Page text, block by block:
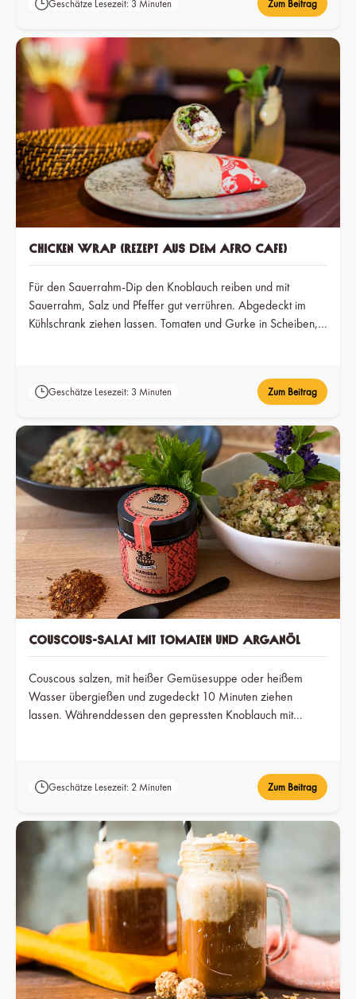
Wasser mixen. Eine Zwiebel in Scheiben schneiden und im Öl
etwas Wasser 6 bis 7 Minuten köcheln lassen bis sich das Öl
von der Oberfläche abzusetzen beginnt und die Paste sich in
ein dunkles Orange-Rot verfärbt.
Geschätze Lesezeit: 3 Minuten Zum Beitrag
Chicken Wrap (Rezept aus dem Afro Cafe)
Für den Sauerrahm-Dip den Knoblauch reiben und mit
Sauerrahm, Salz und Pfeffer gut verrühren. Abgedeckt im
Kühlschrank ziehen lassen. Tomaten und Gurke in Scheiben,
Spice Cajun abschmecken. Wrap mit Sauerrahm-Dip
bestreichen. Je nach Belieben Tomaten- und Gurkenscheiben
Salat. Nach „Wrap-Wickelmethode“ einrollen.
Geschätze Lesezeit: 3 Minuten Zum Beitrag
Couscous-Salat mit Tomaten und Arganöl
Couscous salzen, mit heißer Gemüsesuppe oder heißem
Wasser übergießen und zugedeckt 10 Minuten ziehen
lassen. Währenddessen den gepressten Knoblauch mit
und dem Dressing vermischen. Zugedeckt eine Stunde ziehen
Geschätze Lesezeit: 2 Minuten Zum Beitrag